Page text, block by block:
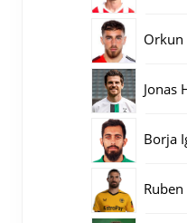
Orkun
Jonas
Borja